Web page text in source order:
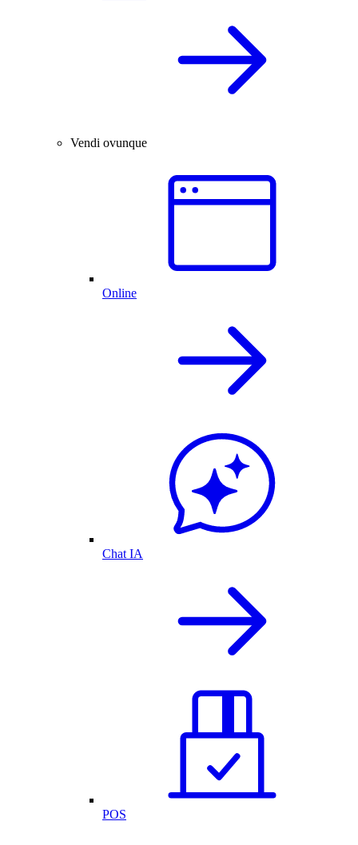
Vendi ovunque
Online
Chat IA
POS